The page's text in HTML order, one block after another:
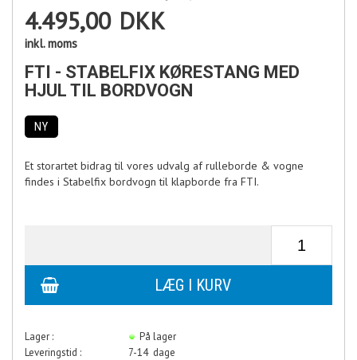
4.495,00 DKK
inkl. moms
FTI - STABELFIX KØRESTANG MED
HJUL TIL BORDVOGN
NY
Et storartet bidrag til vores udvalg af rulleborde & vogne
findes i Stabelfix bordvogn til klapborde fra FTI.
Lager :
På lager
Leveringstid :
7-14 dage